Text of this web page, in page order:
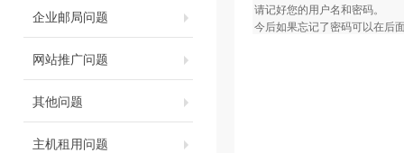
企业邮局问题
网站推广问题
其他问题
主机租用问题
请记好您的用户名和密码。
今后如果忘记了密码可以在后